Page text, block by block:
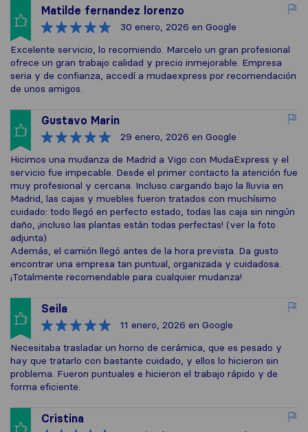
Matilde fernandez lorenzo
30 enero, 2026 en Google
Excelente servicio, lo recomiendo. Marcelo un gran profesional
ofrece un gran trabajo calidad y precio inmejorable. Empresa
seria y de confianza, accedí a mudaexpress por recomendación
de unos amigos.
Gustavo Marin
29 enero, 2026 en Google
Hicimos una mudanza de Madrid a Vigo con MudaExpress y el
servicio fue impecable. Desde el primer contacto la atención fue
muy profesional y cercana. Incluso cargando bajo la lluvia en
Madrid, las cajas y muebles fueron tratados con muchísimo
cuidado: todo llegó en perfecto estado, todas las caja sin ningún
daño, ¡incluso las plantas están todas perfectas! (ver la foto
adjunta)
Además, el camión llegó antes de la hora prevista. Da gusto
encontrar una empresa tan puntual, organizada y cuidadosa.
¡Totalmente recomendable para cualquier mudanza!
Seila
11 enero, 2026 en Google
Necesitaba trasladar un horno de cerámica, que es pesado y
hay que tratarlo con bastante cuidado, y ellos lo hicieron sin
problema. Fueron puntuales e hicieron el trabajo rápido y de
forma eficiente.
Cristina